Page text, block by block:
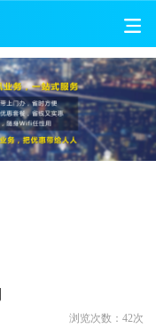
浏览次数： 42次